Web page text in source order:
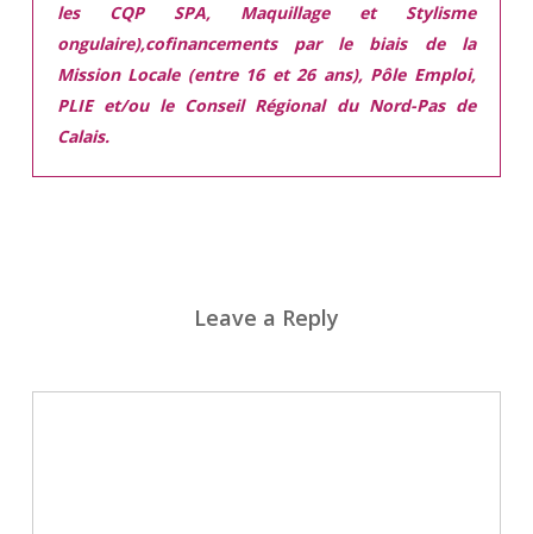
les CQP SPA, Maquillage et Stylisme
ongulaire),cofinancements par le biais de la
Mission Locale (entre 16 et 26 ans), Pôle Emploi,
PLIE et/ou le Conseil Régional du Nord-Pas de
Calais.
Leave a Reply